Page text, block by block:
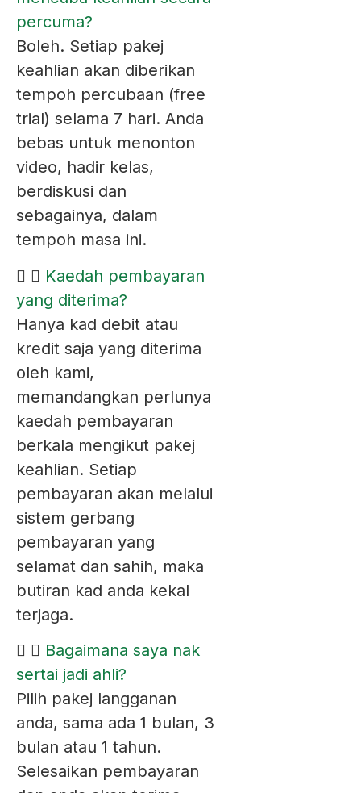
percuma?
Boleh. Setiap pakej
keahlian akan diberikan
tempoh percubaan (free
trial) selama 7 hari. Anda
bebas untuk menonton
video, hadir kelas,
berdiskusi dan
sebagainya, dalam
tempoh masa ini.
Kaedah pembayaran
yang diterima?
Hanya kad debit atau
kredit saja yang diterima
oleh kami,
memandangkan perlunya
kaedah pembayaran
berkala mengikut pakej
keahlian. Setiap
pembayaran akan melalui
sistem gerbang
pembayaran yang
selamat dan sahih, maka
butiran kad anda kekal
terjaga.
Bagaimana saya nak
sertai jadi ahli?
Pilih pakej langganan
anda, sama ada 1 bulan, 3
bulan atau 1 tahun.
Selesaikan pembayaran